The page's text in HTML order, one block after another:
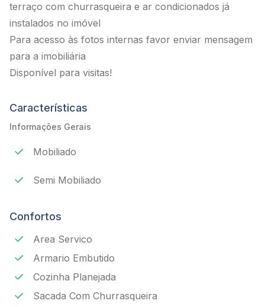
terraço com churrasqueira e ar condicionados já
instalados no imóvel
Para acesso às fotos internas favor enviar mensagem
para a imobiliária
Disponível para visitas!
Características
Informações Gerais
Mobiliado
Semi Mobiliado
Confortos
Area Servico
Armario Embutido
Cozinha Planejada
Sacada Com Churrasqueira